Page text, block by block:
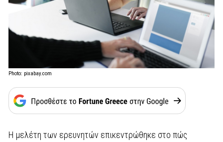
Photo: pixabay.com
Η μελέτη των ερευνητών επικεντρώθηκε στο πώς